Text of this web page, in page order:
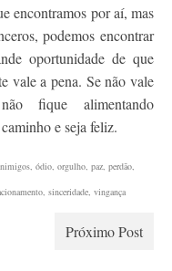
encontramos por aí, mas
podemos encontrar
oportunidade de que
vale a pena. Se não vale
fique alimentando
e seja feliz.
, ódio, orgulho, paz, perdão,
, sinceridade, vingança
Próximo Post